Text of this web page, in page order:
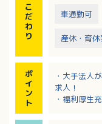
こ
だ
わ
り
車通勤可
産休・育
ポ
イ
ン
ト
・大手法人
求人！
・福利厚生